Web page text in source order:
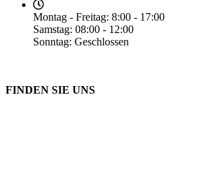
Montag - Freitag: 8:00 - 17:00
Samstag: 08:00 - 12:00
Sonntag: Geschlossen
FINDEN SIE UNS